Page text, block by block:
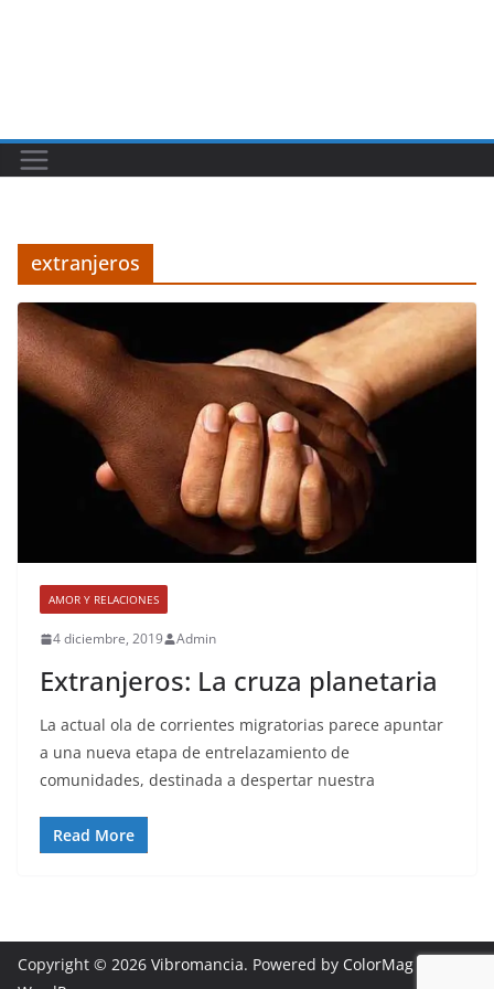
extranjeros
AMOR Y RELACIONES
4 diciembre, 2019 Admin
Extranjeros: La cruza planetaria
La actual ola de corrientes migratorias parece apuntar
a una nueva etapa de entrelazamiento de
comunidades, destinada a despertar nuestra
Read More
Copyright © 2026 Vibromancia. Powered by ColorMag